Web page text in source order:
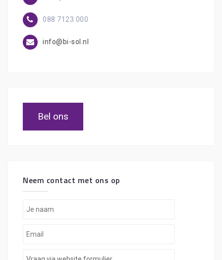
088 7123 000
info@bi-sol.nl
Bel ons
Neem contact met ons op